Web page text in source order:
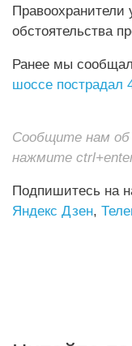
Правоохранители
обстоятельства
Ранее мы
шоссе пострадал
Сообщите нам
нажмите
Подпишитесь на
Яндекс Дзен,